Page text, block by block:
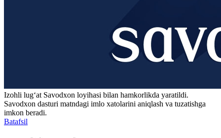
Izohli lugʻat Savodxon loyihasi bilan hamkorlikda yaratildi.
Savodxon dasturi matndagi imlo xatolarini aniqlash va tuzatishga
imkon beradi.
Batafsil